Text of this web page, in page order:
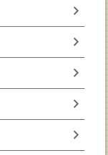
chevron_right
chevron_right
chevron_right
chevron_right
chevron_right